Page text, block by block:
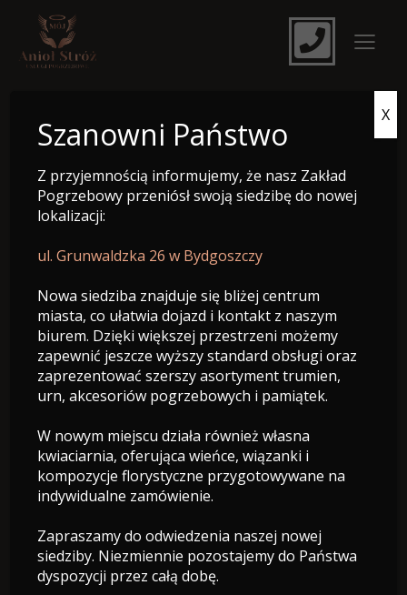
e-Nekrolog
Marek Wohlfeiler
13.02.1947 - 22.04.2025
Wiek: 78 lat
Data pogrzebu:26.04.2025
Szanowni Państwo
Z przyjemnością informujemy, że nasz Zakład
Pogrzebowy przeniósł swoją siedzibę do nowej
lokalizacji:
ul. Grunwaldzka 26 w Bydgoszczy
Nowa siedziba znajduje się bliżej centrum
miasta, co ułatwia dojazd i kontakt z naszym
biurem. Dzięki większej przestrzeni możemy
zapewnić jeszcze wyższy standard obsługi oraz
zaprezentować szerszy asortyment trumien,
urn, akcesoriów pogrzebowych i pamiątek.
W nowym miejscu działa również własna
kwiaciarnia, oferująca wieńce, wiązanki i
kompozycje florystyczne przygotowywane na
indywidualne zamówienie.
Zapraszamy do odwiedzenia naszej nowej
siedziby. Niezmiennie pozostajemy do Państwa
dyspozycji przez całą dobę.
X